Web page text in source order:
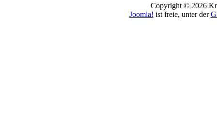
Copyright © 2026
Joomla! ist freie, unter der